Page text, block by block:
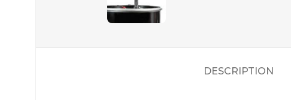
DESCRIPTION